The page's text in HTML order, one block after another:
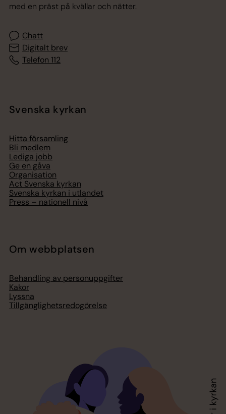
med en präst på kvällar och nätter.
Chatt
Digitalt brev
Telefon 112
Svenska kyrkan
Hitta församling
Bli medlem
Lediga jobb
Ge en gåva
Organisation
Act Svenska kyrkan
Svenska kyrkan i utlandet
Press – nationell nivå
Om webbplatsen
Behandling av personuppgifter
Kakor
Lyssna
Tillgänglighetsredogörelse